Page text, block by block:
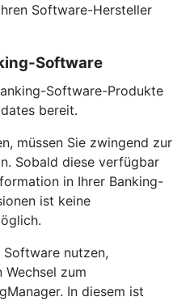
Software-Hersteller
Software
Software-Produkte
bereit.
müssen Sie zwingend zur
Sobald diese verfügbar
in Ihrer Banking-
ist keine
Software nutzen,
Wechsel zum
In diesem ist